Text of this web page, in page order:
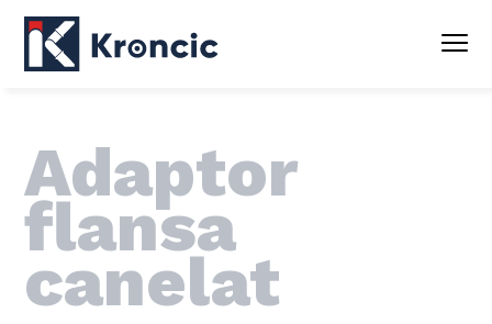
Adaptor
flansa
canelat